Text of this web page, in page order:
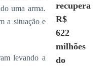
uma arma.
a situação e
levando a
recupera
R$
622
milhões
do